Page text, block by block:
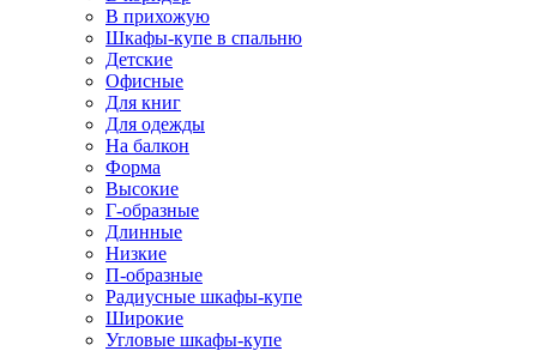
В прихожую
Шкафы-купе в спальню
Детские
Офисные
Для книг
Для одежды
На балкон
Форма
Высокие
Г-образные
Длинные
Низкие
П-образные
Радиусные шкафы-купе
Широкие
Угловые шкафы-купе